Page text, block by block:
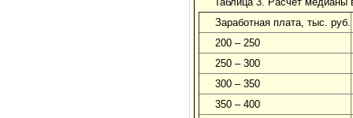
Заработная плата, тыс. руб.
200 – 250
250 – 300
300 – 350
350 – 400